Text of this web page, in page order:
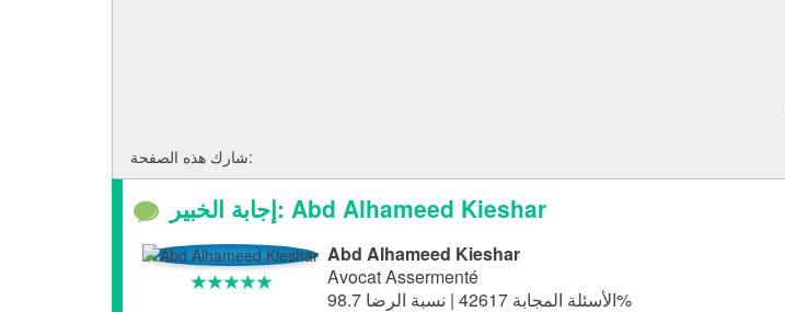
شارك هذه الصفحة:
إجابة الخبير: Abd Alhameed Kieshar
Abd Alhameed Kieshar
Avocat Assermenté
الأسئلة المجابة 42617 | نسبة الرضا 98.7%